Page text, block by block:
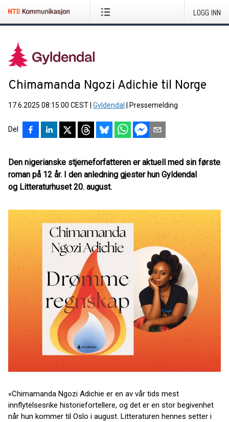
LOGG INN
Chimamanda Ngozi Adichie til Norge
17.6.2025 08:15:00 CEST Gyldendal Pressemelding
Del
Den nigerianske stjerneforfatteren er aktuell med sin første
roman på 12 år. I den anledning gjester hun Gyldendal
og Litteraturhuset 20. august.
«Chimamanda Ngozi Adichie er en av vår tids mest
innflytelsesrike historiefortellere, og det er en stor begivenhet
når hun kommer til Oslo i august. Litteraturen hennes setter i